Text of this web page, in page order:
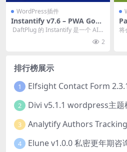
WordPress插件
Instantify v7.6 – PWA Goog
le AMP Facebook IA for W
ordPress 谷歌AMP+FBIA插
DaftPlug 的 Instantify 是一个 AIO
2
将
排行榜展示
1 Elfsight Contact Form
2
3 Analytify Authors
4 Elune v1.0.0 私密更年期